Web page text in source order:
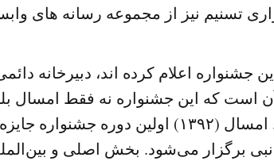
جشنواره اعلام کرده اند، دبیرخانه
است که این جشنواره نه فقط امسال
برگزار خواهد شد. امسال (۱۳۹۲) اولین
برگزار می‌شود. بخش اصلی و